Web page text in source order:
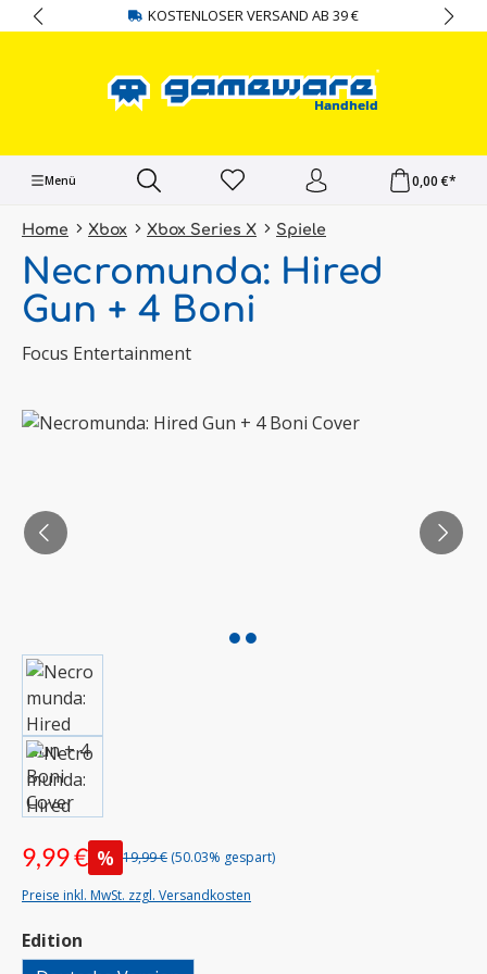
springen KOSTENLOSER VERSAND AB 39 €
Menü 0,00 €*
Home Xbox Xbox Series X Spiele
Necromunda: Hired
Gun + 4 Boni
Focus Entertainment
Bildergalerie überspringen
9,99 € % 19,99 € (50.03% gespart)
Preise inkl. MwSt. zzgl. Versandkosten
Edition